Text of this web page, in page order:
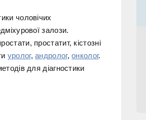
чоловічих
залози.
простатит, кістозні
уролог,андролог,онколог.
для діагностики